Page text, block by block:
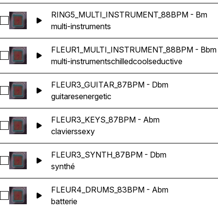
Sélectionnez RING5_MULTI_INSTRUMENT_88BPM - Bm
RING5_MULTI_INSTRUMENT_88BPM - Bm
multi-instruments
Sélectionnez FLEUR1_MULTI_INSTRUMENT_88BPM - Bbm
FLEUR1_MULTI_INSTRUMENT_88BPM - Bbm
multi-instrumentschilledcoolseductive
Sélectionnez FLEUR3_GUITAR_87BPM - Dbm
FLEUR3_GUITAR_87BPM - Dbm
guitaresenergetic
Sélectionnez FLEUR3_KEYS_87BPM - Abm
FLEUR3_KEYS_87BPM - Abm
clavierssexy
Sélectionnez FLEUR3_SYNTH_87BPM - Dbm
FLEUR3_SYNTH_87BPM - Dbm
synthé
Sélectionnez FLEUR4_DRUMS_83BPM - Abm
FLEUR4_DRUMS_83BPM - Abm
batterie